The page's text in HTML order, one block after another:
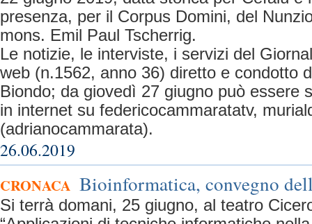
presenza, per il Corpus Domini, del
mons. Emil Paul Tscherrig.
Le notizie, le interviste, i servizi del
web (n.1562, anno 36) diretto e condotto
Biondo; da giovedì 27 giugno può essere
in internet su federicocammaratatv,
(adrianocammarata).
26.06.2019
CRONACA Bioinformatica, convegno
Si terrà domani, 25 giugno, al teatro